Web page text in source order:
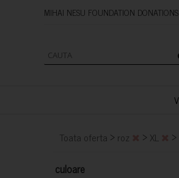
MIHAI NESU
Toata oferta > roz > XL >
culoare